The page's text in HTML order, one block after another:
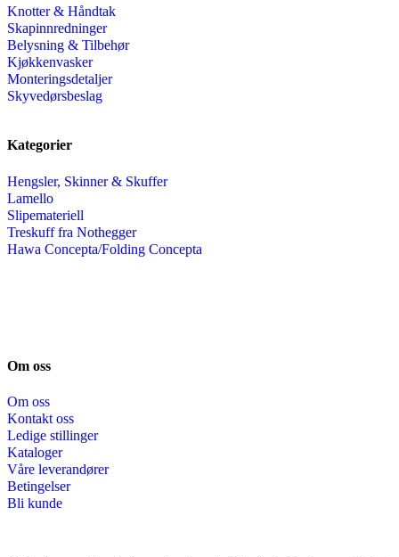
Knotter & Håndtak
Skapinnredninger
Belysning & Tilbehør
Kjøkkenvasker
Monteringsdetaljer
Skyvedørsbeslag
Kategorier
Hengsler, Skinner & Skuffer
Lamello
Slipemateriell
Treskuff fra Nothegger
Hawa Concepta/Folding Concepta
Om oss
Om oss
Kontakt oss
Ledige stillinger
Kataloger
Våre leverandører
Betingelser
Bli kunde